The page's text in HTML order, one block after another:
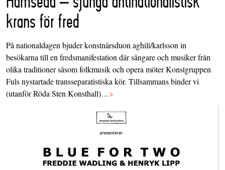
krans för fred
På nationaldagen bjuder konstnärsduon aghili/karlsson in
besökarna till en fredsmanifestation där sångare och musiker från
olika traditioner såsom folkmusik och opera möter Konstgruppen
Fuls nystartade transseparatistiska kör. Tillsammans binder vi
(utanför Röda Sten Konsthall)…>